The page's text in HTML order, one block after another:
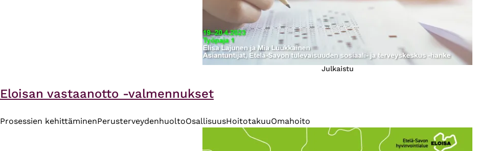
Julkaistu
Eloisan vastaanotto -valmennukset
Prosessien kehittäminenPerusterveydenhuoltoOsallisuusHoitotakuuOmahoito